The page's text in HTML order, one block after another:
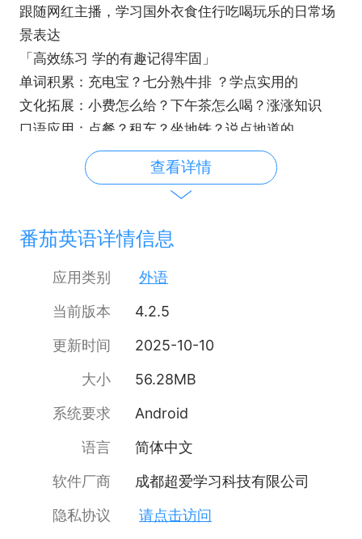
跟随网红主播，学习国外衣食住行吃喝玩乐的日常场
景表达
「高效练习 学的有趣记得牢固」
单词积累：充电宝？七分熟牛排 ？学点实用的
文化拓展：小费怎么给？下午茶怎么喝？涨涨知识
口语应用：点餐？租车？坐地铁？说点地道的
查看详情
番茄英语详情信息
应用类别
外语
当前版本
4.2.5
更新时间
2025-10-10
大小
56.28MB
系统要求
Android
语言
简体中文
软件厂商
成都超爱学习科技有限公司
隐私协议
请点击访问